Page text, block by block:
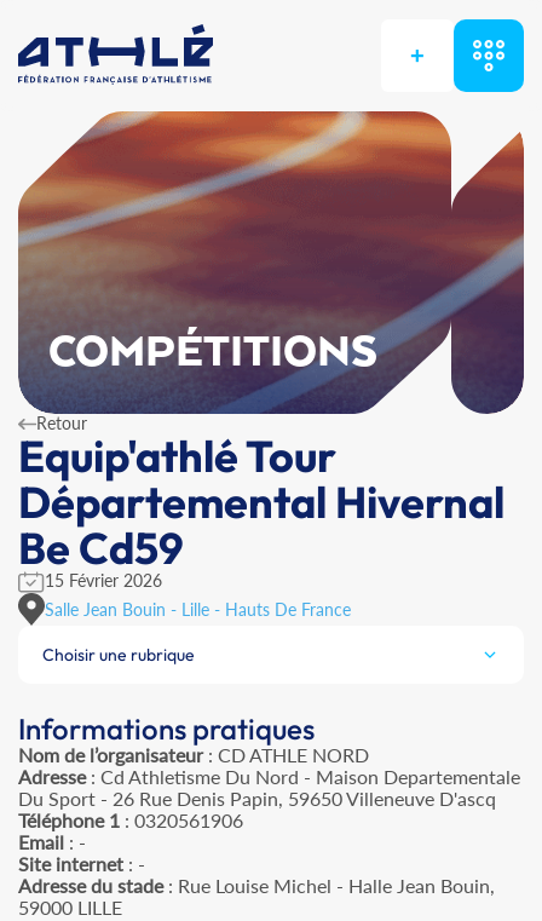
+
COMPÉTITIONS
Retour
Equip'athlé Tour
Départemental Hivernal
Be Cd59
15 Février 2026
Salle Jean Bouin - Lille - Hauts De France
Choisir une rubrique
Informations pratiques
Nom de l’organisateur: CD ATHLE NORD
Adresse: Cd Athletisme Du Nord - Maison Departementale
Du Sport - 26 Rue Denis Papin, 59650 Villeneuve D'ascq
Téléphone 1 : 0320561906
Email : -
Site internet : -
Adresse du stade: Rue Louise Michel - Halle Jean Bouin,
59000 LILLE